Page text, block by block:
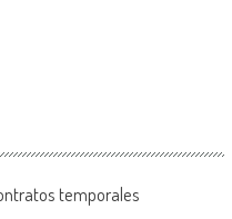
temporales